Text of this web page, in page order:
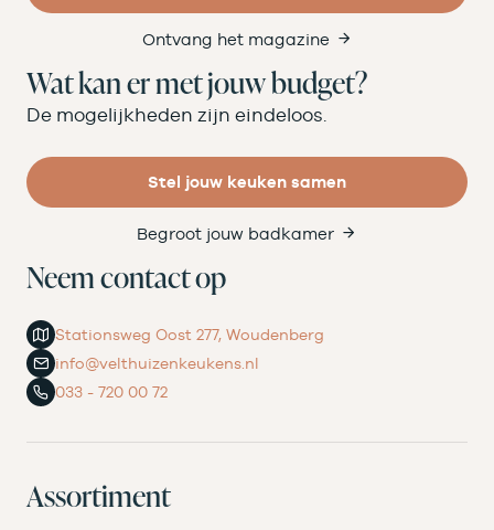
Ontvang het magazine
Wat kan er met jouw budget?
De mogelijkheden zijn eindeloos.
Stel jouw keuken samen
Begroot jouw badkamer
Neem contact op
Stationsweg Oost 277, Woudenberg
info@velthuizenkeukens.nl
033 - 720 00 72
Assortiment